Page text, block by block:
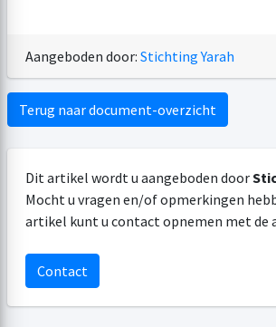
Aangeboden door: Stichting Yarah
Terug naar document-overzicht
Dit artikel wordt u aangeboden door
Mocht u vragen en/of opmerkingen
artikel kunt u contact opnemen met de
Contact